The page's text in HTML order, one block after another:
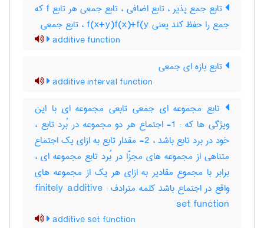
تابع جمع پذیر ، تابع اضافی ، تابع جمعی هر تابع f که
جمع را حفظ کند یعنی f(x+y)f(x)+f(y ، تابع جمعی
additive function
تابع بازه ای جمعی
additive interval function
تابع مجموعه ای جمعی تابعی مجموعه ای با این
ویژگی ها که : 1- اجتماع هر دو مجموعه در بُرد تابع ،
خود در برد تابع باشد ، 2- مقدار تابع به ازای یک اجتماع
متناهی از مجموعه های مجزّا در بُرد تابع مجموعه ای ،
برابر با مجموع مقادیر به ازای هر یک از مجموعه های
واقع در اجتماع باشد کلمه مترادف : finitely additive
set function
additive set function